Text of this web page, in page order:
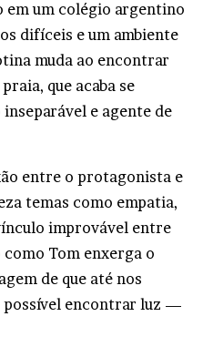
em um colégio argentino
difíceis e um ambiente
muda ao encontrar
que acaba se
e agente de
entre o protagonista e
temas como empatia,
improvável entre
Tom enxerga o
de que até nos
possível encontrar luz —